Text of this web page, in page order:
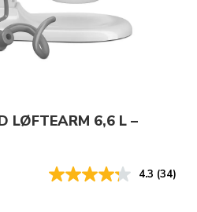
LØFTEARM 6,6 L –
4.3 (34)